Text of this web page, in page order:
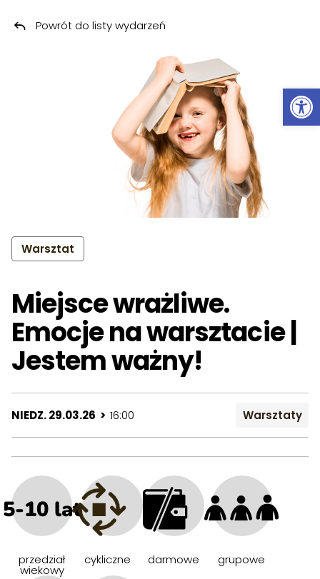
Warsztat
Miejsce wrażliwe.
Emocje na warsztacie |
Jestem ważny!
NIEDZ. 29.03.26 > 16:00 Warsztaty
5-10 lat
przedział
wiekowy
cykliczne darmowe grupowe
Powrót do listy wydarzeń